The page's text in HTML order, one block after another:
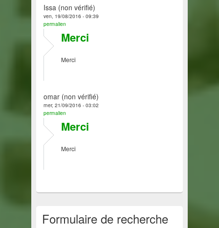
Issa (non vérifié)
ven, 19/08/2016 - 09:39
permalien
Merci
Merci
omar (non vérifié)
mer, 21/09/2016 - 03:02
permalien
Merci
Merci
Formulaire de recherche